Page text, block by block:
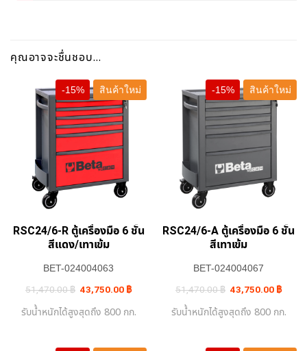
คุณอาจจะชื่นชอบ…
-15% สินค้าใหม่
RSC24/6-R ตู้เครื่องมือ 6 ชั้น
สีแดง/เทาเข้ม
BET-024004063
51,470.00฿ Original
price
51,470.00 ฿.
43,750.00 ฿Current
price
43,750.00 ฿.
รับน้ำหนักได้สูงสุดถึง 800 กก.
-15% สินค้าใหม่
RSC24/6-A ตู้เครื่องมือ 6 ชั้น
สีเทาเข้ม
BET-024004067
51,470.00฿ Original
price
51,470.00 ฿.
43,750.00 ฿price
รับน้ำหนักได้สูงสุดถึง 800 กก.